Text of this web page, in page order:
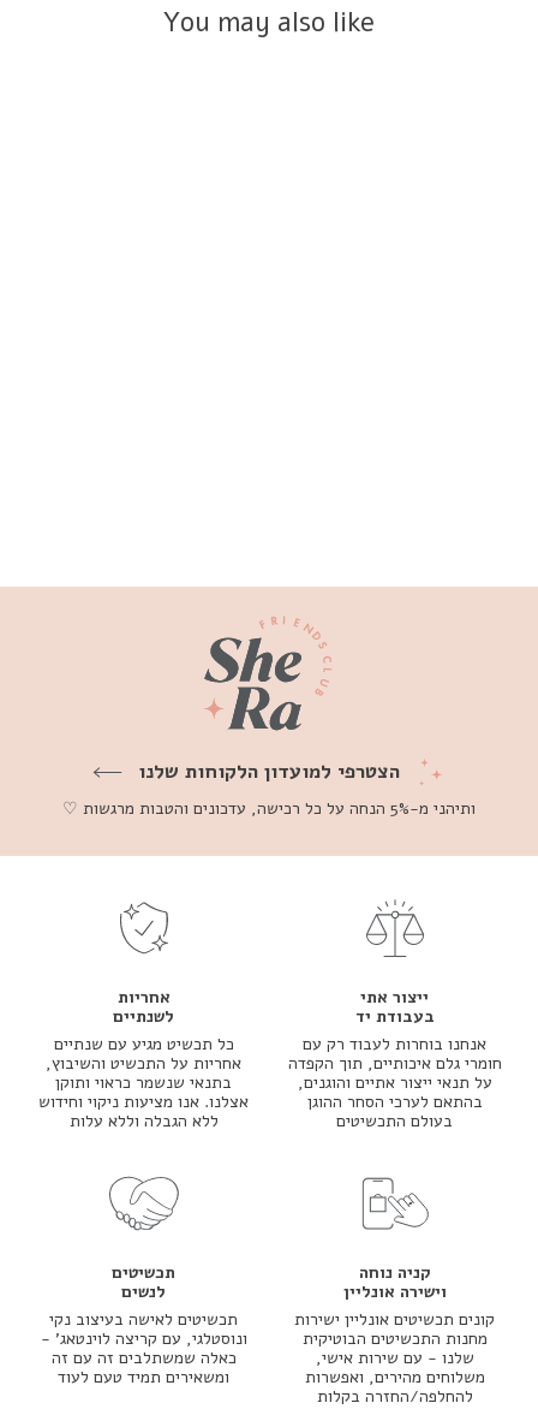
You may also like
הצטרפי למועדון הלקוחות שלנו
ותיהני מ-5% הנחה על כל רכישה, עדכונים והטבות מרגשות ♡
תכשיטים
לנשים
תכשיטים לאישה בעיצוב נקי
ונוסטלגי, עם קריצה לוינטאג' -
כאלה שמשתלבים זה עם זה
ומשאירים תמיד טעם לעוד
ייצור אתי
בעבודת יד
אנחנו בוחרות לעבוד רק עם
חומרי גלם איכותיים, תוך הקפדה
על תנאי ייצור אתיים והוגנים,
בהתאם לערכי הסחר ההוגן
בעולם התכשיטים
אחריות
לשנתיים
כל תכשיט מגיע עם שנתיים
אחריות על התכשיט והשיבוץ,
בתנאי שנשמר כראוי ותוקן
אצלנו. אנו מציעות ניקוי וחידוש
ללא הגבלה וללא עלות
קניה נוחה
וישירה אונליין
קונים תכשיטים אונליין ישירות
מחנות התכשיטים הבוטיקית
שלנו - עם שירות אישי,
משלוחים מהירים, ואפשרות
להחלפה/החזרה בקלות